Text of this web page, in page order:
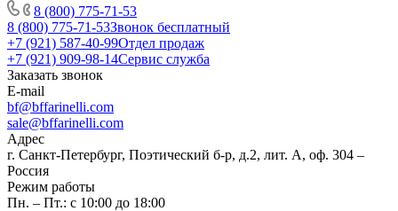
8 (800) 775-71-53
8 (800) 775-71-53Звонок бесплатный
+7 (921) 587-40-99Отдел продаж
+7 (921) 909-98-14Сервис служба
Заказать звонок
E-mail
bf@bffarinelli.com
sale@bffarinelli.com
Адрес
г. Санкт-Петербург, Поэтический б-р, д.2, лит. А, оф. 304 –
Россия
Режим работы
Пн. – Пт.: с 10:00 до 18:00